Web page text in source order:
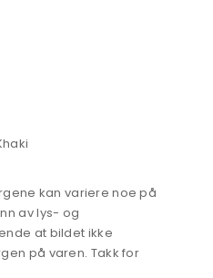
kan variere noe på
av lys- og
at bildet ikke
på varen. Takk for